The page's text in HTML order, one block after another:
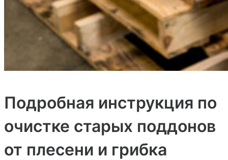
Подробная инструкция по
очистке старых поддонов
от плесени и грибка